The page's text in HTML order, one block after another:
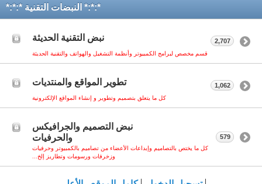
*:*:* النبضات التقنية *:*:*
نبض التقنية الحديثة
قسم مخصص لبرامج الكمبيوتر وأنظمة التشغيل والهواتف والتقنية الحديثة
2,707
تطوير المواقع والمنتديات
كل ما يتعلق بتصميم وتطوير و إنشاء المواقع الإلكترونية
1,062
نبض التصميم والجرافيكس
والحرفيات
كل ما يختص بالتصاميم وإبداعات الأعضاء من تصاميم بالكمبيوتر وحرفيات
وزخرفات ورسومات وتطاريز إلخ...
579